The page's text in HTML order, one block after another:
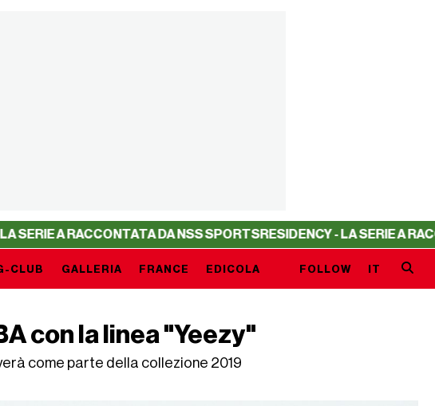
DA NSS SPORTSRESIDENCY - LA SERIE A RACCONTATA
CLUB GALLERIA FRANCE EDICOLA FOLLOW IT
con la linea "Yeezy"
come parte della collezione 2019